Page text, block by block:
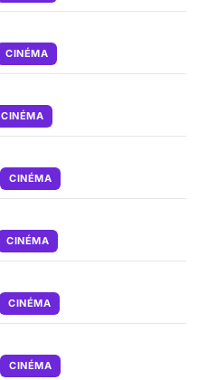
CINÉMA
CINÉMA
CINÉMA
CINÉMA
CINÉMA
CINÉMA